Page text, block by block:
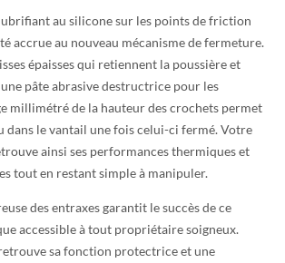
lubrifiant au silicone sur les points de friction
accrue au nouveau mécanisme de fermeture.
épaisses qui retiennent la poussière et
pâte abrasive destructrice pour les
millimétré de la hauteur des crochets permet
dans le vantail une fois celui-ci fermé. Votre
ainsi ses performances thermiques et
tout en restant simple à manipuler.
des entraxes garantit le succès de ce
accessible à tout propriétaire soigneux.
sa fonction protectrice et une